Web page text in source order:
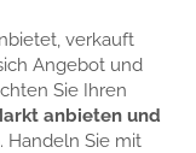
verkauft
Angebot und
Sie Ihren
anbieten und
. Handeln Sie mit